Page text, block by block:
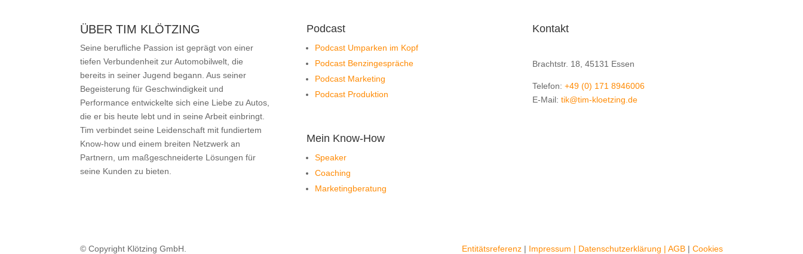
ÜBER TIM KLÖTZING
Seine berufliche Passion ist geprägt von einer
tiefen Verbundenheit zur Automobilwelt, die
bereits in seiner Jugend begann. Aus seiner
Begeisterung für Geschwindigkeit und
Performance entwickelte sich eine Liebe zu Autos,
die er bis heute lebt und in seine Arbeit einbringt.
Tim verbindet seine Leidenschaft mit fundiertem
Know-how und einem breiten Netzwerk an
Partnern, um maßgeschneiderte Lösungen für
seine Kunden zu bieten.
Podcast
Podcast Umparken im Kopf
Podcast Benzingespräche
Podcast Marketing
Podcast Produktion
Mein Know-How
Speaker
Coaching
Marketingberatung
Kontakt
Brachtstr. 18, 45131 Essen
Telefon: +49 (0) 171 8946006
E-Mail: tik@tim-kloetzing.de
© Copyright Klötzing GmbH. Entitätsreferenz| Impressum | Datenschutzerklärung | AGB| Cookies